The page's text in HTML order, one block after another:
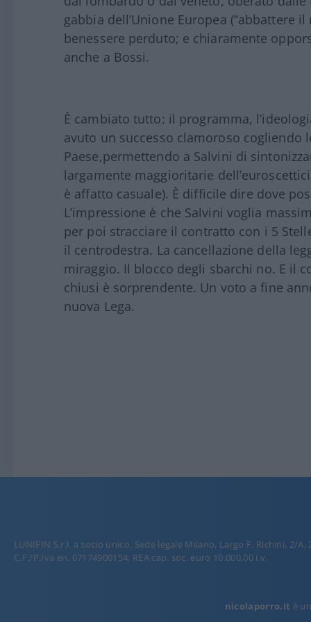
gabbia dell’Unione Europea (“abbattere
benessere perduto; e chiaramente
anche a Bossi.
È cambiato tutto: il programma,
avuto un successo clamoroso cogliendo
Paese,permettendo a Salvini di
largamente maggioritarie
è affatto casuale). È difficile dire dove
L’impressione è che Salvini voglia
per poi stracciare il contratto con i 5
il centrodestra. La cancellazione della
miraggio. Il blocco degli sbarchi no. E il
chiusi è sorprendente. Un voto a fine
nuova Lega.
LUNIFIN S.r.l. a socio unico. Sede legale Milano, Largo F. Richini, 2/A,
C.F./P.Iva en. 07174900154, REA cap. soc. euro 10.000,00 i.v.
nicolaporro.it è